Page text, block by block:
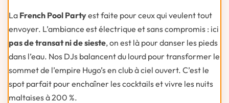
La French Pool Partyest faite pour ceux qui veulent tout
envoyer. L’ambiance est électrique et sans compromis : ici
pas de transat ni de sieste, on est là pour danser les pieds
dans l’eau. Nos DJs balancent du lourd pour transformer le
sommet de l’empire Hugo’s en club à ciel ouvert. C’est le
spot parfait pour enchaîner les cocktails et vivre les nuits
maltaises à 200 %.